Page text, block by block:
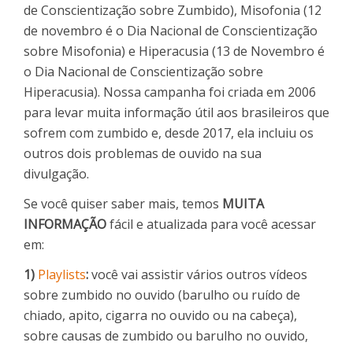
de Conscientização sobre Zumbido), Misofonia (12
de novembro é o Dia Nacional de Conscientização
sobre Misofonia) e Hiperacusia (13 de Novembro é
o Dia Nacional de Conscientização sobre
Hiperacusia). Nossa campanha foi criada em 2006
para levar muita informação útil aos brasileiros que
sofrem com zumbido e, desde 2017, ela incluiu os
outros dois problemas de ouvido na sua
divulgação.
Se você quiser saber mais, temos MUITA
INFORMAÇÃOfácil e atualizada para você acessar
em:
1) Playlists:você vai assistir vários outros vídeos
sobre zumbido no ouvido (barulho ou ruído de
chiado, apito, cigarra no ouvido ou na cabeça),
sobre causas de zumbido ou barulho no ouvido,